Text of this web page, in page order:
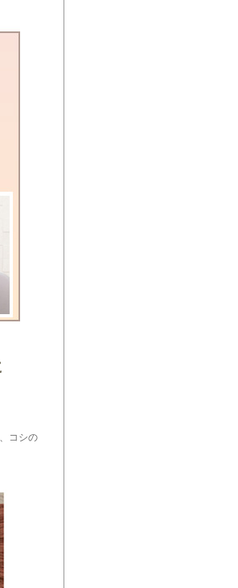
コシの